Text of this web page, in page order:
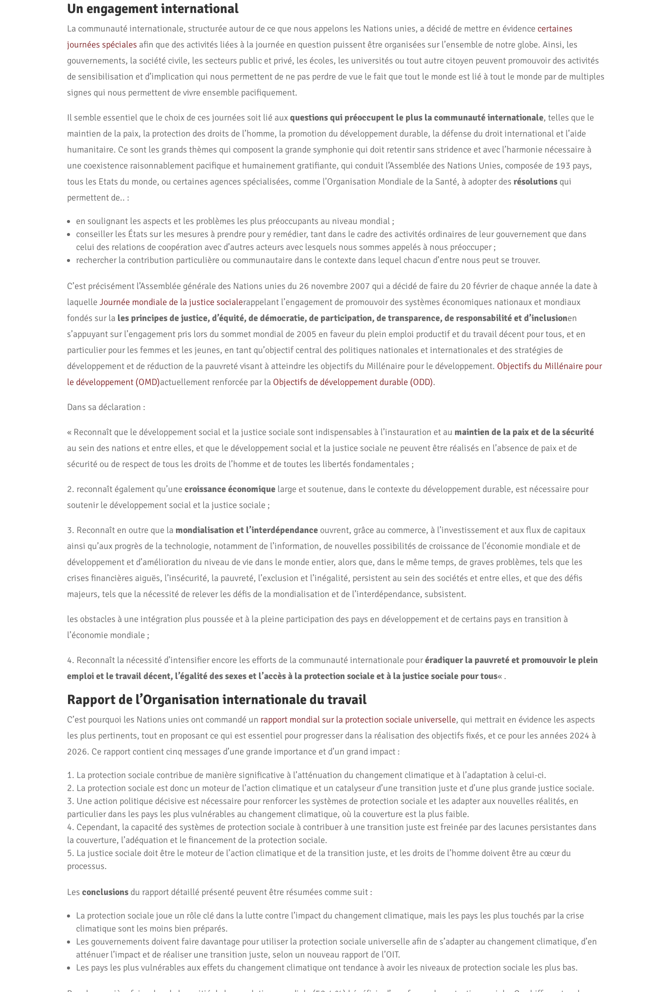
Un engagement international
La communauté internationale, structurée autour de ce que nous appelons les Nations unies, a décidé de mettre en évidence certaines
journées spéciales afin que des activités liées à la journée en question puissent être organisées sur l’ensemble de notre globe. Ainsi, les
gouvernements, la société civile, les secteurs public et privé, les écoles, les universités ou tout autre citoyen peuvent promouvoir des activités
de sensibilisation et d’implication qui nous permettent de ne pas perdre de vue le fait que tout le monde est lié à tout le monde par de multiples
signes qui nous permettent de vivre ensemble pacifiquement.
Il semble essentiel que le choix de ces journées soit lié auxquestions qui préoccupent le plus la communauté internationale, telles que le
maintien de la paix, la protection des droits de l’homme, la promotion du développement durable, la défense du droit international et l’aide
humanitaire. Ce sont les grands thèmes qui composent la grande symphonie qui doit retentir sans stridence et avec l’harmonie nécessaire à
une coexistence raisonnablement pacifique et humainement gratifiante, qui conduit l’Assemblée des Nations Unies, composée de 193 pays,
tous les Etats du monde, ou certaines agences spécialisées, comme l’Organisation Mondiale de la Santé, à adopter desrésolutions qui
permettent de.. :
en soulignant les aspects et les problèmes les plus préoccupants au niveau mondial ;
conseiller les États sur les mesures à prendre pour y remédier, tant dans le cadre des activités ordinaires de leur gouvernement que dans
celui des relations de coopération avec d’autres acteurs avec lesquels nous sommes appelés à nous préoccuper ;
rechercher la contribution particulière ou communautaire dans le contexte dans lequel chacun d’entre nous peut se trouver.
C’est précisément l’Assemblée générale des Nations unies du 26 novembre 2007 qui a décidé de faire du 20 février de chaque année la date à
laquelleJournée mondiale de la justice socialerappelant l’engagement de promouvoir des systèmes économiques nationaux et mondiaux
fondés sur la les principes de justice, d’équité, de démocratie, de participation, de transparence, de responsabilité et d’inclusionen
s’appuyant sur l’engagement pris lors du sommet mondial de 2005 en faveur du plein emploi productif et du travail décent pour tous, et en
particulier pour les femmes et les jeunes, en tant qu’objectif central des politiques nationales et internationales et des stratégies de
développement et de réduction de la pauvreté visant à atteindre les objectifs du Millénaire pour le développement. Objectifs du Millénaire pour
le développement (OMD)actuellement renforcée par la Objectifs de développement durable (ODD).
Dans sa déclaration :
« Reconnaît que le développement social et la justice sociale sont indispensables à l’instauration et au maintien de la paix et de la sécurité
au sein des nations et entre elles, et que le développement social et la justice sociale ne peuvent être réalisés en l’absence de paix et de
sécurité ou de respect de tous les droits de l’homme et de toutes les libertés fondamentales ;
2. reconnaît également qu’unecroissance économique large et soutenue, dans le contexte du développement durable, est nécessaire pour
soutenir le développement social et la justice sociale ;
3. Reconnaît en outre que la mondialisation et l’interdépendance ouvrent, grâce au commerce, à l’investissement et aux flux de capitaux
ainsi qu’aux progrès de la technologie, notamment de l’information, de nouvelles possibilités de croissance de l’économie mondiale et de
développement et d’amélioration du niveau de vie dans le monde entier, alors que, dans le même temps, de graves problèmes, tels que les
crises financières aiguës, l’insécurité, la pauvreté, l’exclusion et l’inégalité, persistent au sein des sociétés et entre elles, et que des défis
majeurs, tels que la nécessité de relever les défis de la mondialisation et de l’interdépendance, subsistent.
les obstacles à une intégration plus poussée et à la pleine participation des pays en développement et de certains pays en transition à
l’économie mondiale ;
4. Reconnaît la nécessité d’intensifier encore les efforts de la communauté internationale pouréradiquer la pauvreté et promouvoir le plein
emploi et le travail décent, l’égalité des sexes et l’accès à la protection sociale et à la justice sociale pour tous« .
Rapport de l’Organisation internationale du travail
C’est pourquoi les Nations unies ont commandé un rapport mondial sur la protection sociale universelle, qui mettrait en évidence les aspects
les plus pertinents, tout en proposant ce qui est essentiel pour progresser dans la réalisation des objectifs fixés, et ce pour les années 2024 à
2026. Ce rapport contient cinq messages d’une grande importance et d’un grand impact :
La protection sociale contribue de manière significative à l’atténuation du changement climatique et à l’adaptation à celui-ci.
La protection sociale est donc un moteur de l’action climatique et un catalyseur d’une transition juste et d’une plus grande justice sociale.
Une action politique décisive est nécessaire pour renforcer les systèmes de protection sociale et les adapter aux nouvelles réalités, en
particulier dans les pays les plus vulnérables au changement climatique, où la couverture est la plus faible.
Cependant, la capacité des systèmes de protection sociale à contribuer à une transition juste est freinée par des lacunes persistantes dans
la couverture, l’adéquation et le financement de la protection sociale.
La justice sociale doit être le moteur de l’action climatique et de la transition juste, et les droits de l’homme doivent être au cœur du
processus.
Lesconclusions du rapport détaillé présenté peuvent être résumées comme suit :
La protection sociale joue un rôle clé dans la lutte contre l’impact du changement climatique, mais les pays les plus touchés par la crise
climatique sont les moins bien préparés.
Les gouvernements doivent faire davantage pour utiliser la protection sociale universelle afin de s’adapter au changement climatique, d’en
atténuer l’impact et de réaliser une transition juste, selon un nouveau rapport de l’OIT.
Les pays les plus vulnérables aux effets du changement climatique ont tendance à avoir les niveaux de protection sociale les plus bas.